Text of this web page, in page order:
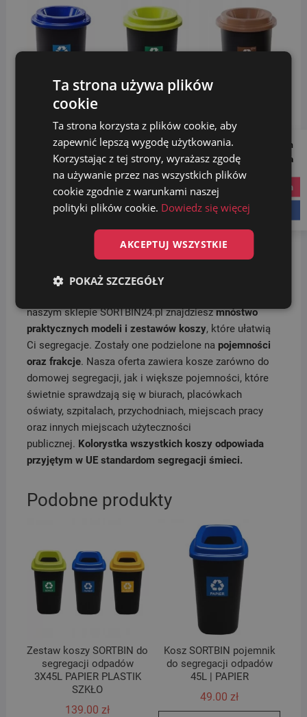
__________
Segregacja śmiecijest w dzisiejszych czasach bardzo
ważna. Nie tylko zapobiega stopniowemu przepełnianiu
się składowisk odpadów, ale także umożliwia recykling,
który znacznie ogranicza zużycie surowców
naszym sklepie SORTBIN24.pl znajdzieszmnóstwo
praktycznych modeli i zestawów koszy, które ułatwią
Ci segregacje. Zostały one podzielone na pojemności
oraz frakcje. Nasza oferta zawiera kosze zarówno do
domowej segregacji, jak i większe pojemności, które
świetnie sprawdzają się w biurach, placówkach
oświaty, szpitalach, przychodniach, miejscach pracy
oraz innych miejscach użyteczności
publicznej. Kolorystka wszystkich koszy odpowiada
przyjętym w UE standardom segregacji śmieci.
Podobne produkty
Zestaw koszy SORTBIN do
segregacji odpadów
3X45L PAPIER PLASTIK
SZKŁO
139.00 zł
Kosz SORTBIN pojemnik
do segregacji odpadów
45L | PAPIER
49.00 zł
Follow us on
Social Media
instagram
Ta strona używa plików
cookie
Ta strona korzysta z plików cookie, aby
zapewnić lepszą wygodę użytkowania.
Korzystając z tej strony, wyrażasz zgodę
na używanie przez nas wszystkich plików
cookie zgodnie z warunkami naszej
polityki plików cookie. Dowiedz się więcej
AKCEPTUJ WSZYSTKIE
POKAŻ SZCZEGÓŁY